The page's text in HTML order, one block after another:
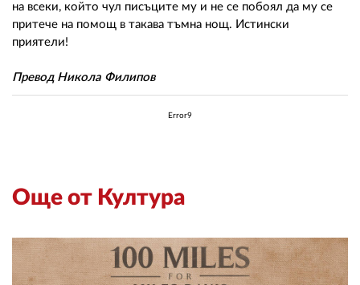
на всеки, който чул писъците му и не се побоял да му се
притече на помощ в такава тъмна нощ. Истински
приятели!
Превод Никола Филипов
Error9
Още от Култура